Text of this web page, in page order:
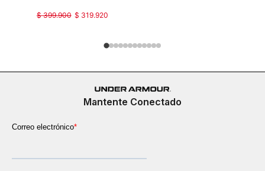
$ 319.920
$ 399.900
Mantente Conectado